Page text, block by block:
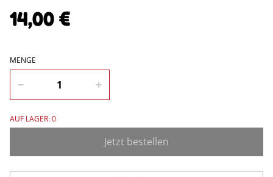
14,00 €
MENGE
AUF LAGER: 0
Jetzt bestellen